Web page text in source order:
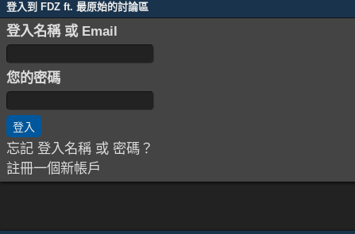
登入到 FDZ ft. 最原始的討論區
登入名稱 或 Email
您的密碼
忘記 登入名稱 或 密碼？
註冊一個新帳戶